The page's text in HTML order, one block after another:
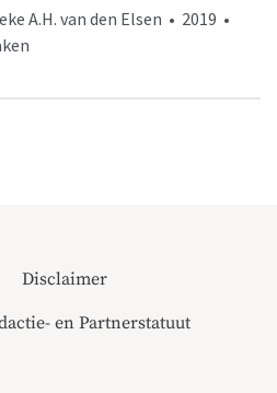
A.H. van den Elsen • 2019 •
Disclaimer
en Partnerstatuut